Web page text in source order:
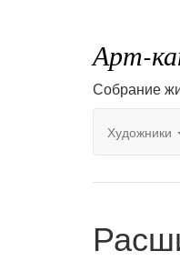
Арт-
Собрание
Художники